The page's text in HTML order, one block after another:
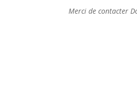
Merci de contacter